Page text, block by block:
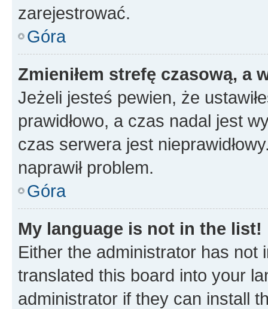
zarejestrować.
Góra
Zmieniłem strefę czasową, a
Jeżeli jesteś pewien, że
prawidłowo, a czas nadal jest
czas serwera jest
naprawił problem.
Góra
My language is not in the list!
Either the administrator has not
translated this board into your
administrator if they can install